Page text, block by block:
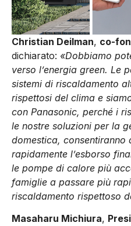
Christian Deilman, co-
dichiarato: «Dobbiamo
verso l’energia green. Le
sistemi di riscaldamento
rispettosi del clima e
con Panasonic, perché i
le nostre soluzioni per la
domestica,
rapidamente l’esborso
le pompe di calore più
famiglie a passare più
riscaldamento rispettoso
Masaharu Michiura,